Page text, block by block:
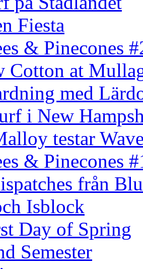
Fiesta
& Pinecones
Cotton at
med
i New
testar
& Pinecones
från
Isblock
Day of Spring
Semester